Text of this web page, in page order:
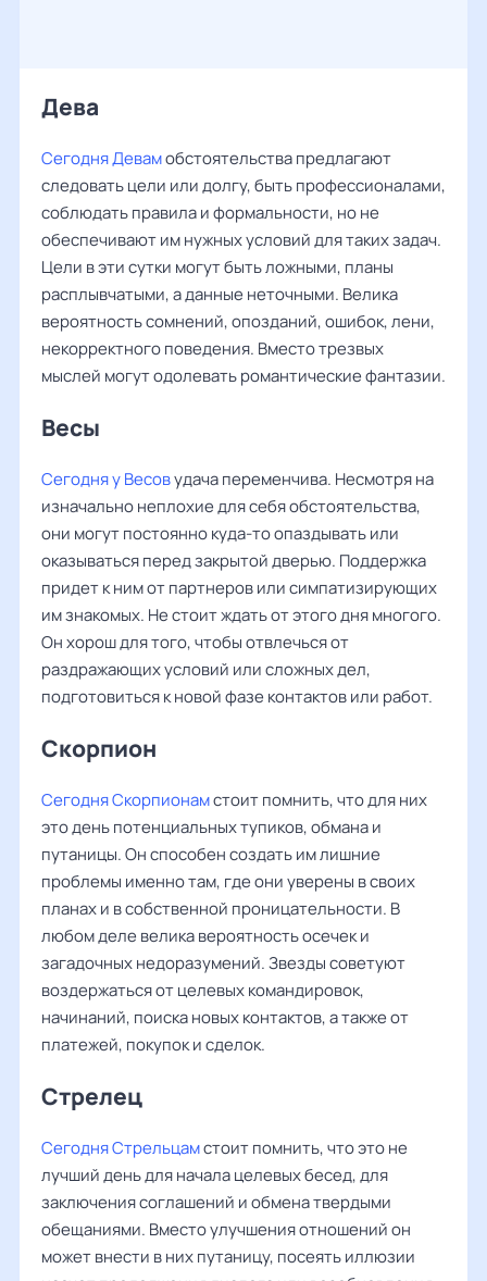
Дева ‌‌
Сегодня Девамобстоятельства предлагают
следовать цели или долгу, быть профессионалами,
соблюдать правила и формальности, но не
обеспечивают им нужных условий для таких задач.
Цели в эти сутки могут быть ложными, планы
расплывчатыми, а данные неточными. Велика
вероятность сомнений, опозданий, ошибок, лени,
некорректного поведения. Вместо трезвых
мыслей могут одолевать романтические фантазии.
Весы ‌‌
Сегодня у Весовудача переменчива. Несмотря на
изначально неплохие для себя обстоятельства,
они могут постоянно куда-то опаздывать или
оказываться перед закрытой дверью. Поддержка
придет к ним от партнеров или симпатизирующих
им знакомых. Не стоит ждать от этого дня многого.
Он хорош для того, чтобы отвлечься от
раздражающих условий или сложных дел,
подготовиться к новой фазе контактов или работ.
Скорпион
Сегодня Скорпионамстоит помнить, что для них
это день потенциальных тупиков, обмана и
путаницы. Он способен создать им лишние
проблемы именно там, где они уверены в своих
планах и в собственной проницательности. В
любом деле велика вероятность осечек и
загадочных недоразумений. Звезды советуют
воздержаться от целевых командировок,
начинаний, поиска новых контактов, а также от
платежей, покупок и сделок.
Стрелец
Сегодня Стрельцамстоит помнить, что это не
лучший день для начала целевых бесед, для
заключения соглашений и обмена твердыми
обещаниями. Вместо улучшения отношений он
может внести в них путаницу, посеять иллюзии